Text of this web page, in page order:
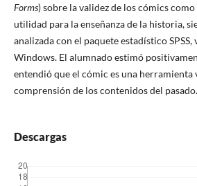
Forms) sobre la validez de los cómics
utilidad para la enseñanza de la historia,
analizada con el paquete estadístico
Windows. El alumnado estimó
entendió que el cómic es una herramienta
comprensión de los contenidos del pasado.
Descargas